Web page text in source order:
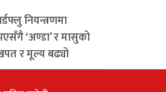
नियन्त्रणमा
‘अण्डा’ र मासुको
र मूल्य बढ्यो